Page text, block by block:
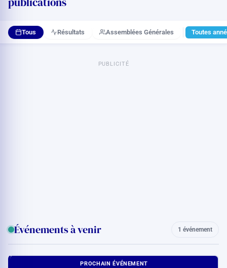
Tous Résultats Assemblées Générales Toutes
PUBLICITÉ
Événements à venir 1 événement
PROCHAIN ÉVÉNEMENT